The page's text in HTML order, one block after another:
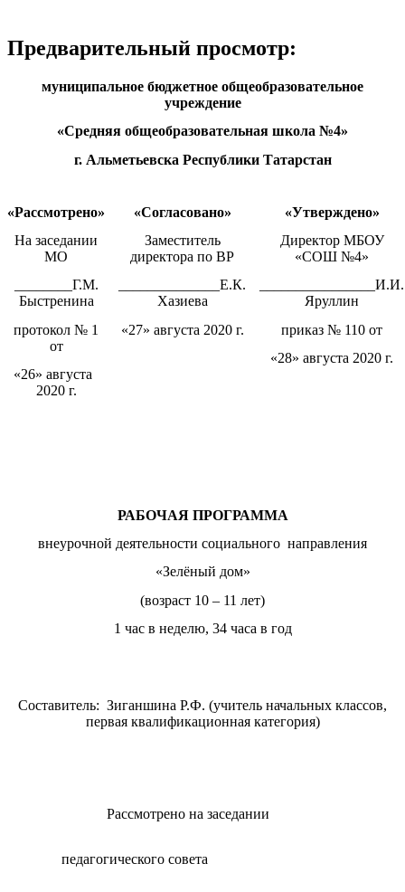
Предварительный просмотр:
муниципальное бюджетное общеобразовательное
учреждение
«Средняя общеобразовательная школа №4»
г. Альметьевска Республики Татарстан
«Рассмотрено»
На заседании
МО
________Г.М.
Быстренина
протокол № 1
от
«26» августа
2020 г.
«Согласовано»
Заместитель
директора по ВР
______________Е.К.
Хазиева
«27» августа 2020 г.
«Утверждено»
Директор МБОУ
«СОШ №4»
________________И.И.
Яруллин
приказ № 110 от
«28» августа 2020 г.
РАБОЧАЯ ПРОГРАММА
внеурочной деятельности социального направления
«Зелёный дом»
(возраст 10 – 11 лет)
1 час в неделю, 34 часа в год
Составитель: Зиганшина Р.Ф. (учитель начальных классов,
первая квалификационная категория)
Рассмотрено на заседании
педагогического совета